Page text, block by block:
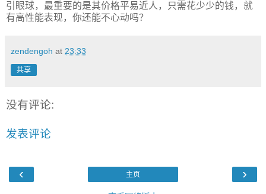
引眼球，最重要的是其价格平易近人，只需花少少的钱，就
有高性能表现，你还能不心动吗？
zendengoh at 23:33
共享
没有评论:
发表评论
‹ ›
主页